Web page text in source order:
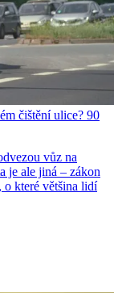
čištění ulice? 90
vůz na
je ale jiná – zákon
o které většina lidí